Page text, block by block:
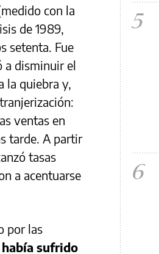
con la
de 1989,
setenta. Fue
a disminuir el
la quiebra y,
ventas en
tarde. A partir
tasas
a acentuarse
por las
sufrido
5
6